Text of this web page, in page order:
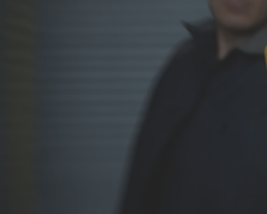
& Ordnung
(AKADEMIE HERKERT)
& Arbeitshilfen